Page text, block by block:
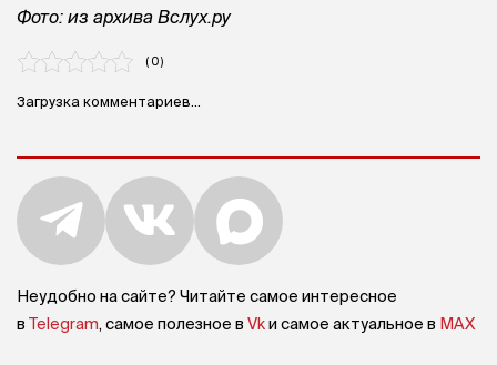
Фото: из архива Вслух.ру
( 0 )
Загрузка комментариев...
Неудобно на сайте? Читайте самое интересное
в Telegram, самое полезное в Vkи самое актуальное в MAX